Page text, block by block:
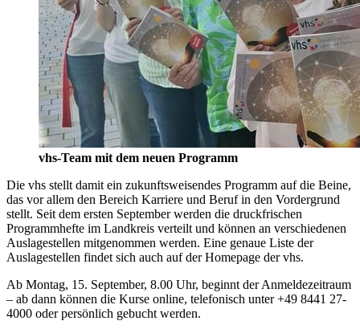
vhs-Team mit dem neuen Programm
Die vhs stellt damit ein zukunftsweisendes Programm auf die Beine,
das vor allem den Bereich Karriere und Beruf in den Vordergrund
stellt. Seit dem ersten September werden die druckfrischen
Programmhefte im Landkreis verteilt und können an verschiedenen
Auslagestellen mitgenommen werden. Eine genaue Liste der
Auslagestellen findet sich auch auf der Homepage der vhs.
Ab Montag, 15. September, 8.00 Uhr, beginnt der Anmeldezeitraum
– ab dann können die Kurse online, telefonisch unter +49 8441 27-
4000 oder persönlich gebucht werden.